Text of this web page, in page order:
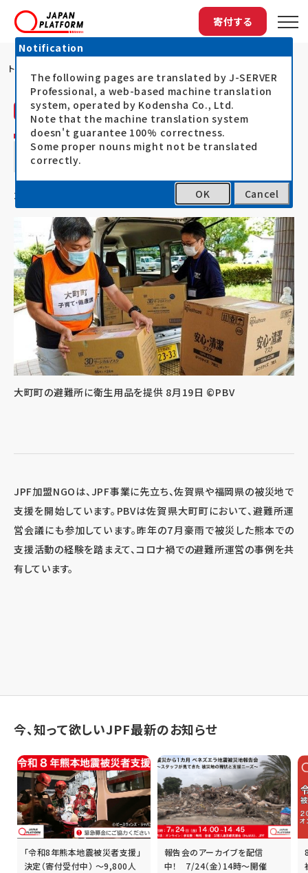
寄付する
トップ
活動レポート
ピースボート災害支援センター（PBV）によ
る避難所の運営支援～佐賀県大町町
21.08.22 2021年豪雨被災者支援（令和3年8月豪雨）
大町町の避難所に衛生用品を提供 8月19日 ©PBV
JPF加盟NGOは、JPF事業に先立ち、佐賀県や福岡県の被災地で
支援を開始しています。PBVは佐賀県大町町において、避難所運
営会議にも参加しています。昨年の7月豪雨で被災した熊本での
支援活動の経験を踏まえて、コロナ禍での避難所運営の事例を共
有しています。
今、知って欲しいJPF最新のお知らせ
「令和8年熊本地震被災者支援」
決定（寄付受付中） ～9,800人
報告会のアーカイブを配信
中！ 7/24（金）14時～開催
Notification
The following pages are translated by J-SERVER
Professional, a web-based machine translation
system, operated by Kodensha Co., Ltd.
Note that the machine translation system
doesn't guarantee 100% correctness.
Some proper nouns might not be translated
correctly.
OK Cancel